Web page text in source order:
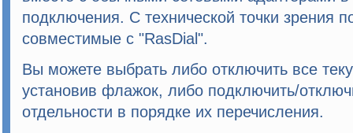
подключения. С технической точки зрения
совместимые с "RasDial".
Вы можете выбрать либо отключить все
установив флажок, либо подключить/
отдельности в порядке их перечисления.